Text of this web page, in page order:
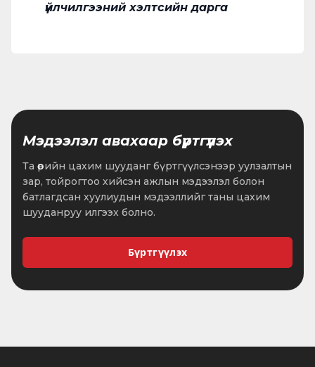
үйлчилгээний хэлтсийн дарга
Мэдээлэл авахаар бүртгүүлэх
Та өөрийн цахим шууданг бүртгүүлсэнээр уулзалтын
зар, тойрогтоо хийсэн ажлын мэдээлэл болон
батлагдсан хуулиудын мэдээллийг таны цахим
шууданруу илгээх болно.
Бүртгүүлэх